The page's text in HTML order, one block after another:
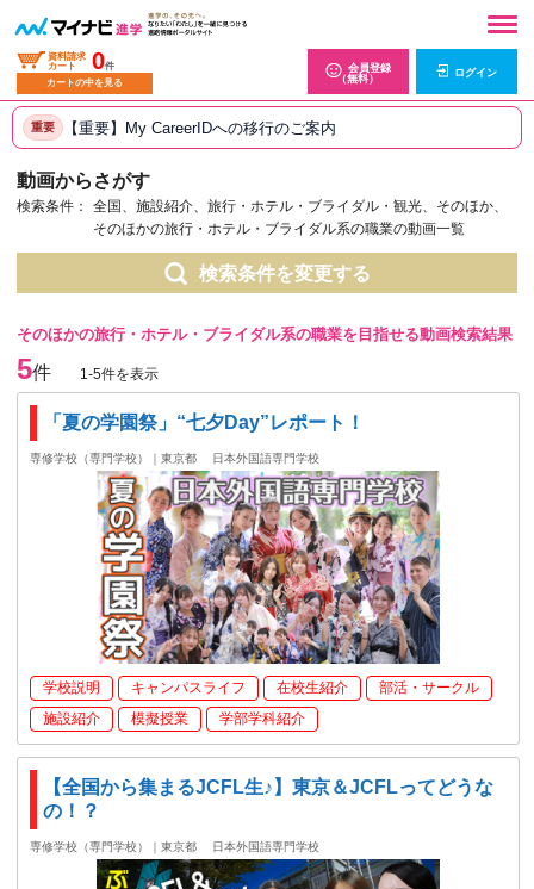
資料請求
カート
0件
カートの中を見る
会員登録
（無料）
ログイン
重要 【重要】My CareerIDへの移行のご案内
動画からさがす
検索条件：
全国、施設紹介、旅行・ホテル・ブライダル・観光、そのほか、
そのほかの旅行・ホテル・ブライダル系の職業の動画一覧
検索条件を変更する
そのほかの旅行・ホテル・ブライダル系の職業を目指せる動画検索結果
5件 1-5件を表示
「夏の学園祭」“七夕Day”レポート！
専修学校（専門学校）｜東京都 日本外国語専門学校
学校説明 キャンパスライフ 在校生紹介
部活・サークル
施設紹介
模擬授業 学部学科紹介
【全国から集まるJCFL生♪】東京＆JCFLってどうな
の！？
専修学校（専門学校）｜東京都 日本外国語専門学校